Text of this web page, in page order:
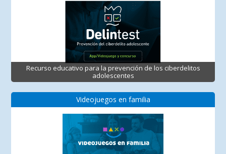
Recurso educativo para la prevención de los ciberdelitos
adolescentes
Videojuegos en familia